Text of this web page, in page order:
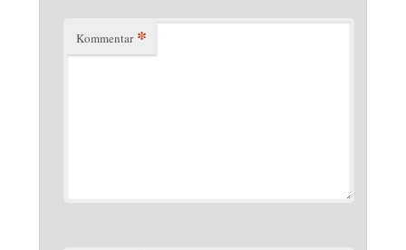
Kommentar *